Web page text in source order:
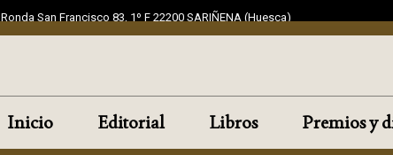
Ronda San Francisco 83, 1º F 22200 SARIÑENA (Huesca)
Inicio Editorial Libros Premios y